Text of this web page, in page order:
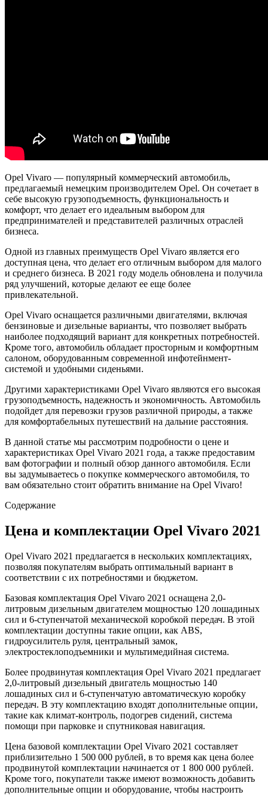
Opel Vivaro — популярный коммерческий автомобиль,
предлагаемый немецким производителем Opel. Он сочетает в
себе высокую грузоподъемность, функциональность и
комфорт, что делает его идеальным выбором для
предпринимателей и представителей различных отраслей
бизнеса.
Одной из главных преимуществ Opel Vivaro является его
доступная цена, что делает его отличным выбором для малого
и среднего бизнеса. В 2021 году модель обновлена и получила
ряд улучшений, которые делают ее еще более
привлекательной.
Opel Vivaro оснащается различными двигателями, включая
бензиновые и дизельные варианты, что позволяет выбрать
наиболее подходящий вариант для конкретных потребностей.
Кроме того, автомобиль обладает просторным и комфортным
салоном, оборудованным современной инфотейнмент-
системой и удобными сиденьями.
Другими характеристиками Opel Vivaro являются его высокая
грузоподъемность, надежность и экономичность. Автомобиль
подойдет для перевозки грузов различной природы, а также
для комфортабельных путешествий на дальние расстояния.
В данной статье мы рассмотрим подробности о цене и
характеристиках Opel Vivaro 2021 года, а также предоставим
вам фотографии и полный обзор данного автомобиля. Если
вы задумываетесь о покупке коммерческого автомобиля, то
вам обязательно стоит обратить внимание на Opel Vivaro!
Содержание
Цена и комплектации Opel Vivaro 2021
Opel Vivaro 2021 предлагается в нескольких комплектациях,
позволяя покупателям выбрать оптимальный вариант в
соответствии с их потребностями и бюджетом.
Базовая комплектация Opel Vivaro 2021 оснащена 2,0-
литровым дизельным двигателем мощностью 120 лошадиных
сил и 6-ступенчатой механической коробкой передач. В этой
комплектации доступны такие опции, как ABS,
гидроусилитель руля, центральный замок,
электростеклоподъемники и мультимедийная система.
Более продвинутая комплектация Opel Vivaro 2021 предлагает
2,0-литровый дизельный двигатель мощностью 140
лошадиных сил и 6-ступенчатую автоматическую коробку
передач. В эту комплектацию входят дополнительные опции,
такие как климат-контроль, подогрев сидений, система
помощи при парковке и спутниковая навигация.
Цена базовой комплектации Opel Vivaro 2021 составляет
приблизительно 1 500 000 рублей, в то время как цена более
продвинутой комплектации начинается от 1 800 000 рублей.
Кроме того, покупатели также имеют возможность добавить
дополнительные опции и оборудование, чтобы настроить